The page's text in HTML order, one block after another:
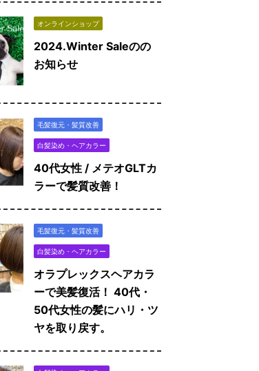
オンラインショップ
2024.Winter Saleのの
お知らせ
毛髪復元・髪質改善
白髪染め・ヘアカラー
40代女性 / メテオGLTカ
ラーで髪質改善！
毛髪復元・髪質改善
白髪染め・ヘアカラー
オラプレックスヘアカラ
ーで美髪復活！ 40代・
50代女性の髪にハリ・ツ
ヤを取り戻す。